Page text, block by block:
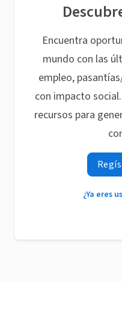
Encuentra
mundo con las
empleo,
con impacto
recursos para
¿Ya eres